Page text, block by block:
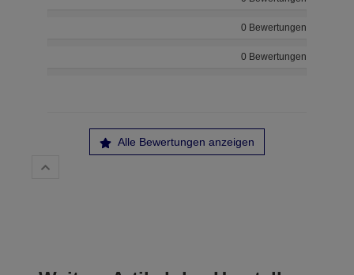
0 Bewertungen
0 Bewertungen
Alle Bewertungen anzeigen